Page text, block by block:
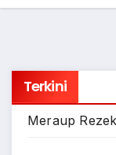
Terkini
Meraup